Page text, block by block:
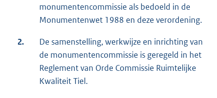
monumentencommissie als bedoeld in de
Monumentenwet 1988 en deze verordening.
2.
De samenstelling, werkwijze en inrichting van
de monumentencommissie is geregeld in het
Reglement van Orde Commissie Ruimtelijke
Kwaliteit Tiel.